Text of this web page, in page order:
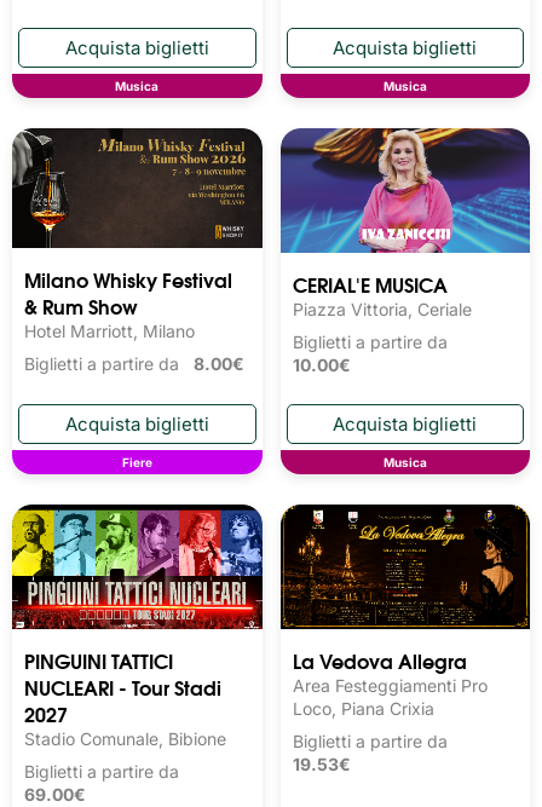
Musica Musica
Milano Whisky Festival
& Rum Show
Hotel Marriott, Milano
Biglietti a partire da 8.00€
Fiere
CERIAL'E MUSICA
Piazza Vittoria, Ceriale
Biglietti a partire da
10.00€
Musica
PINGUINI TATTICI
NUCLEARI - Tour Stadi
2027
Stadio Comunale, Bibione
Biglietti a partire da
69.00€
La Vedova Allegra
Area Festeggiamenti Pro
Loco, Piana Crixia
Biglietti a partire da
19.53€